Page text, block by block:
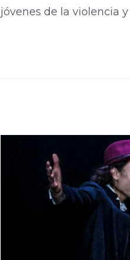
jóvenes de la violencia